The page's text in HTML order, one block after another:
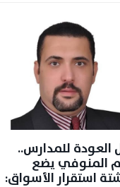
العودة للمدارس..
المنوفي يضع
استقرار الأسواق: